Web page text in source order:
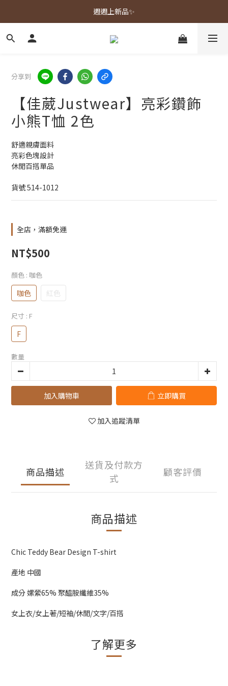
春夏新品上市🌿
週週上新品✨
春夏新品上市🌿
分享到
【佳葳Justwear】亮彩鑽飾
小熊T恤 2色
舒適親膚面料
亮彩色塊設計
休閒百搭單品
貨號 514-1012
全店，滿額免運
NT$500
顏色 : 咖色
咖色 紅色
尺寸 : F
F
數量
加入購物車 立即購買
加入追蹤清單
商品描述
送貨及付款方
式
顧客評價
商品描述
Chic Teddy Bear Design T-shirt
產地 中國
成分 嫘縈65% 聚醯胺纖維35%
女上衣/女上著/短袖/休閒/文字/百搭
了解更多